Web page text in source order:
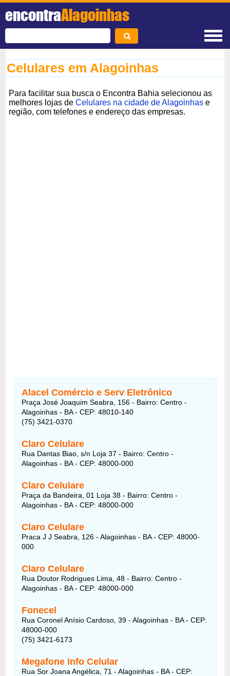
encontraAlagoinhas
Celulares em Alagoinhas
Para facilitar sua busca o Encontra Bahia selecionou as
melhores lojas deCelulares na cidade de Alagoinhas e
região, com telefones e endereço das empresas.
Alacel Comércio e Serv Eletrônico
Praça José Joaquim Seabra, 156 - Bairro: Centro -
Alagoinhas - BA - CEP: 48010-140
(75) 3421-0370
Claro Celulare
Rua Dantas Biao, s/n Loja 37 - Bairro: Centro -
Alagoinhas - BA - CEP: 48000-000
Claro Celulare
Praça da Bandeira, 01 Loja 38 - Bairro: Centro -
Alagoinhas - BA - CEP: 48000-000
Claro Celulare
Praca J J Seabra, 126 - Alagoinhas - BA - CEP: 48000-
000
Claro Celulare
Rua Doutor Rodrigues Lima, 48 - Bairro: Centro -
Alagoinhas - BA - CEP: 48000-000
Fonecel
Rua Coronel Anísio Cardoso, 39 - Alagoinhas - BA - CEP:
48000-000
(75) 3421-6173
Megafone Info Celular
Rua Sor Joana Angélica, 71 - Alagoinhas - BA - CEP: